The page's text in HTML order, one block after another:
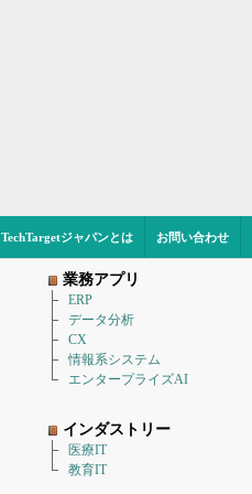
TechTargetジャパンとは お問い合わせ
業務アプリ
ERP
データ分析
CX
情報系システム
エンタープライズAI
インダストリー
医療IT
教育IT